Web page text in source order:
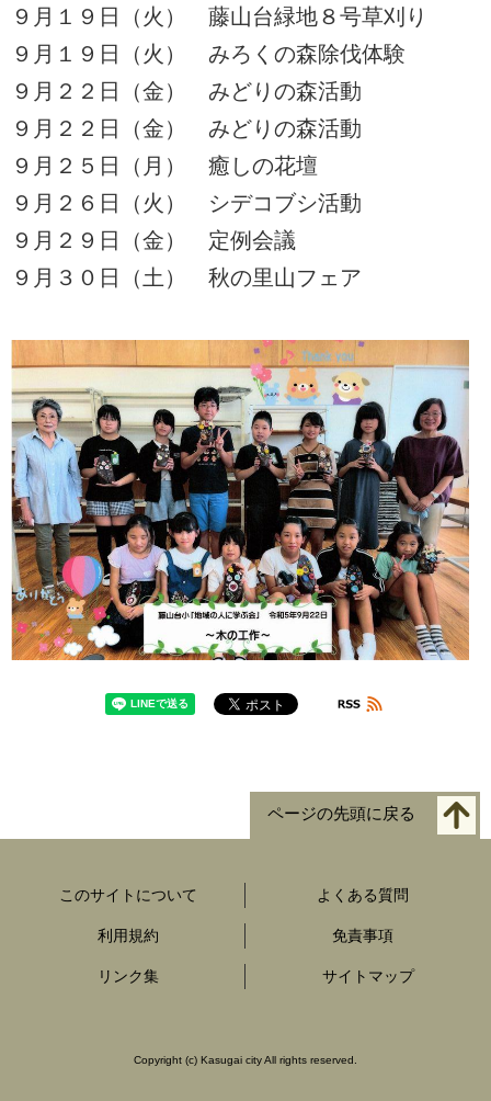
９月１９日（火） 藤山台緑地８号草刈り
９月１９日（火） みろくの森除伐体験
９月２２日（金） みどりの森活動
９月２２日（金） みどりの森活動
９月２５日（月） 癒しの花壇
９月２６日（火） シデコブシ活動
９月２９日（金） 定例会議
９月３０日（土） 秋の里山フェア
ページの先頭に戻る
このサイトについて よくある質問
利用規約 免責事項
リンク集 サイトマップ
Copyright (c) Kasugai city All rights reserved.